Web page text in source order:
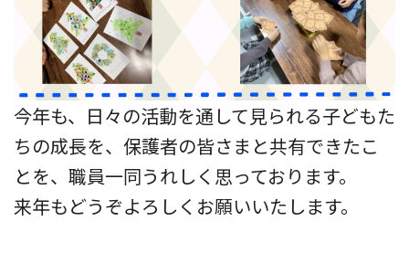
今年も、日々の活動を通して見られる子どもた
ちの成長を、保護者の皆さまと共有できたこ
とを、職員一同うれしく思っております。
来年もどうぞよろしくお願いいたします。